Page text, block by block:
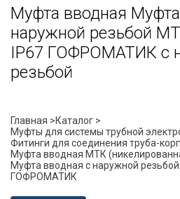
Муфта вводная
наружной резьбой
IP67 ГОФРОМАТИК с
резьбой
Главная >Каталог >
Муфты для системы трубной
Фитинги для соединения труба-
Муфта вводная МТК
Муфта вводная с наружной
ГОФРОМАТИК